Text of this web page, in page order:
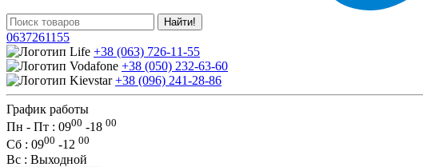
Найти!
0637261155
+38 (063) 726-11-55
+38 (050) 232-63-60
+38 (096) 241-28-86
График работы
Пн - Пт : 0900 -18 00
Сб : 0900 -12 00
Вс : Выходной